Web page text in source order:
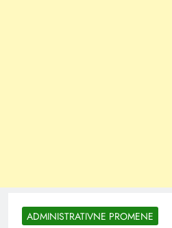
ADMINISTRATIVNE PROMENE